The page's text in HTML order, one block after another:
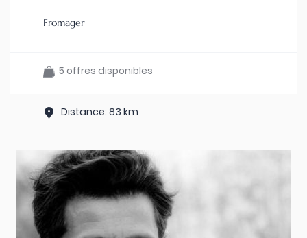
Fromager
5 offres disponibles
Distance: 83 km